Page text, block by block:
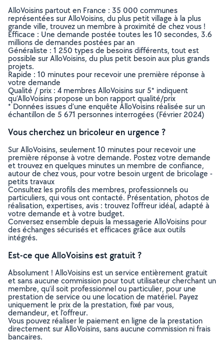
AlloVoisins partout en France : 35 000 communes
représentées sur AlloVoisins, du plus petit village à la plus
grande ville, trouvez un membre à proximité de chez vous !
Efficace : Une demande postée toutes les 10 secondes, 3.6
millions de demandes postées par an
Généraliste : 1 250 types de besoins différents, tout est
possible sur AlloVoisins, du plus petit besoin aux plus grands
projets.
Rapide : 10 minutes pour recevoir une première réponse à
votre demande
Qualité / prix : 4 membres AlloVoisins sur 5* indiquent
qu’AlloVoisins propose un bon rapport qualité/prix
* Données issues d’une enquête AlloVoisins réalisée sur un
échantillon de 5 671 personnes interrogées (Février 2024)
Vous cherchez un bricoleur en urgence ?
Sur AlloVoisins, seulement 10 minutes pour recevoir une
première réponse à votre demande. Postez votre demande
et trouvez en quelques minutes un membre de confiance,
autour de chez vous, pour votre besoin urgent de bricolage -
petits travaux
Consultez les profils des membres, professionnels ou
particuliers, qui vous ont contacté. Présentation, photos de
réalisation, expertises, avis : trouvez l'offreur idéal, adapté à
votre demande et à votre budget.
Conversez ensemble depuis la messagerie AlloVoisins pour
des échanges sécurisés et efficaces grâce aux outils
intégrés.
Est-ce que AlloVoisins est gratuit ?
Absolument ! AlloVoisins est un service entièrement gratuit
et sans aucune commission pour tout utilisateur cherchant un
membre, qu’il soit professionnel ou particulier, pour une
prestation de service ou une location de matériel. Payez
uniquement le prix de la prestation, fixé par vous,
demandeur, et l’offreur.
Vous pouvez réaliser le paiement en ligne de la prestation
directement sur AlloVoisins, sans aucune commission ni frais
bancaires.